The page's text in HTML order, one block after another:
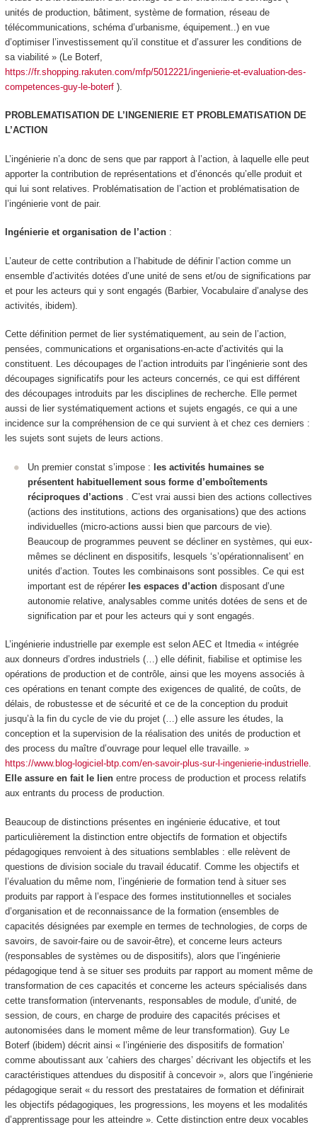
unités de production, bâtiment, système de formation, réseau de
télécommunications, schéma d’urbanisme, équipement..) en vue
d’optimiser l’investissement qu’il constitue et d’assurer les conditions de
sa viabilité » (Le Boterf,
https://fr.shopping.rakuten.com/mfp/5012221/ingenierie-et-evaluation-des-
competences-guy-le-boterf).
PROBLEMATISATION DE L’INGENIERIE ET PROBLEMATISATION DE
L’ACTION
L’ingénierie n’a donc de sens que par rapport à l’action, à laquelle elle peut
apporter la contribution de représentations et d’énoncés qu’elle produit et
qui lui sont relatives. Problématisation de l’action et problématisation de
l’ingénierie vont de pair.
Ingénierie et organisation de l’action:
L’auteur de cette contribution a l’habitude de définir l’action comme un
ensemble d’activités dotées d’une unité de sens et/ou de significations par
et pour les acteurs qui y sont engagés (Barbier, Vocabulaire d’analyse des
activités, ibidem).
Cette définition permet de lier systématiquement, au sein de l’action,
pensées, communications et organisations-en-acte d’activités qui la
constituent. Les découpages de l’action introduits par l’ingénierie sont des
découpages significatifs pour les acteurs concernés, ce qui est différent
des découpages introduits par les disciplines de recherche. Elle permet
aussi de lier systématiquement actions et sujets engagés, ce qui a une
incidence sur la compréhension de ce qui survient à et chez ces derniers :
les sujets sont sujets de leurs actions.
Un premier constat s’impose : les activités humaines se
présentent habituellement sous forme d’emboîtements
réciproques d’actions
. C’est vrai aussi bien des actions collectives
(actions des institutions, actions des organisations) que des actions
individuelles (micro-actions aussi bien que parcours de vie).
Beaucoup de programmes peuvent se décliner en systèmes, qui eux-
mêmes se déclinent en dispositifs, lesquels ‘s’opérationnalisent’ en
unités d’action. Toutes les combinaisons sont possibles. Ce qui est
important est de répérer les espaces d’action disposant d’une
autonomie relative , analysables comme unités dotées de sens et de
signification par et pour les acteurs qui y sont engagés.
L’ingénierie industrielle par exemple est selon AEC et Itmedia « intégrée
aux donneurs d’ordres industriels (…) elle définit, fiabilise et optimise les
opérations de production et de contrôle, ainsi que les moyens associés à
ces opérations en tenant compte des exigences de qualité, de coûts, de
délais, de robustesse et de sécurité et ce de la conception du produit
jusqu’à la fin du cycle de vie du projet (…) elle assure les études, la
conception et la supervision de la réalisation des unités de production et
des process du maître d’ouvrage pour lequel elle travaille. »
https://www.blog-logiciel-btp.com/en-savoir-plus-sur-l-ingenierie-industrielle.
Elle assure en fait le lienentre process de production et process relatifs
aux entrants du process de production.
Beaucoup de distinctions présentes en ingénierie éducative, et tout
particulièrement la distinction entre objectifs de formation et objectifs
pédagogiques renvoient à des situations semblables : elle relèvent de
questions de division sociale du travail éducatif. Comme les objectifs et
l’évaluation du même nom, l’ingénierie de formationtend à situer ses
produits par rapport à l’espace des formes institutionnelles et sociales
d’organisation et de reconnaissance de la formation(ensembles de
capacités désignées par exemple en termes de technologies, de corps de
savoirs, de savoir-faire ou de savoir-être), et concerne leurs acteurs
(responsables de systèmes ou de dispositifs), alors que l’ingénierie
pédagogique tend à se situer ses produits par rapport au moment même de
transformation de ces capacités et concerne les acteurs spécialisés dans
cette transformation (intervenants, responsables de module, d’unité, de
session, de cours, en charge de produire des capacités précises et
autonomisées dans le moment même de leur transformation). Guy Le
Boterf (ibidem) décrit ainsi « l’ingénierie des dispositifs de formation’
comme aboutissant aux ‘cahiers des charges’ décrivant les objectifs et les
caractéristiques attendues du dispositif à concevoir », alors que l’ingénierie
pédagogique serait « du ressort des prestataires de formation et définirait
les objectifs pédagogiques, les progressions, les moyens et les modalités
d’apprentissage pour les atteindre ». Cette distinction entre deux vocables